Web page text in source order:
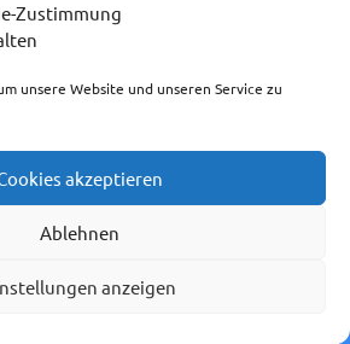
Zustimmung
unsere Website und unseren Service zu
akzeptieren
Ablehnen
anzeigen
neben 423
Bad
Redaktion